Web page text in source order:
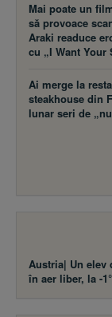
Mai poate un
să provoace
Araki readuce
cu „I Want Your
Ai merge la
steakhouse din
lunar seri de
Austria| Un elev
în aer liber, la -